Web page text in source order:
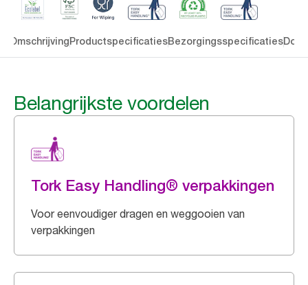
OmschrijvingProductspecificatiesBezorgingsspecificaties
Belangrijkste voordelen
Tork Easy Handling® verpakkingen
Voor eenvoudiger dragen en weggooien van
verpakkingen